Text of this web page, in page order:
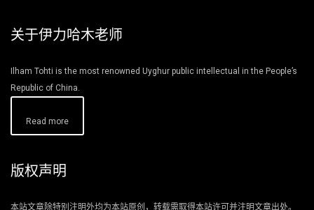
关于伊力哈木老师
Ilham Tohti is the most renowned Uyghur public intellectual in the People’s
Republic of China.
Read more
版权声明
本站文章除特别注明外均为本站原创，转载需取得本站许可并注明文章出处。